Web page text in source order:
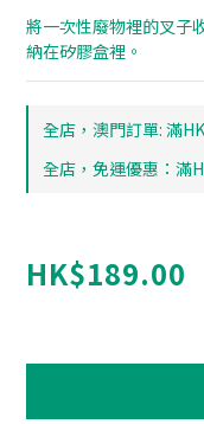
將一次性廢物裡的叉子
納在矽膠盒裡。
全店，澳門訂單: 滿
全店，免運優惠：滿
HK$189.00